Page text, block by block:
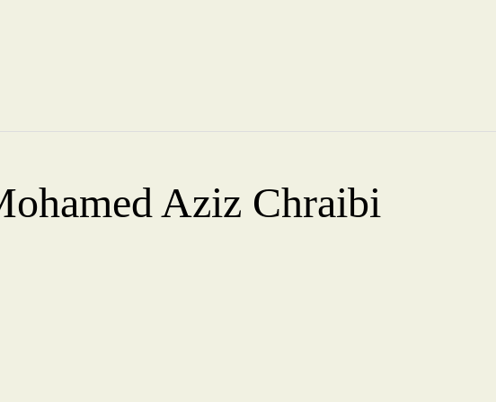
Aziz Chraibi